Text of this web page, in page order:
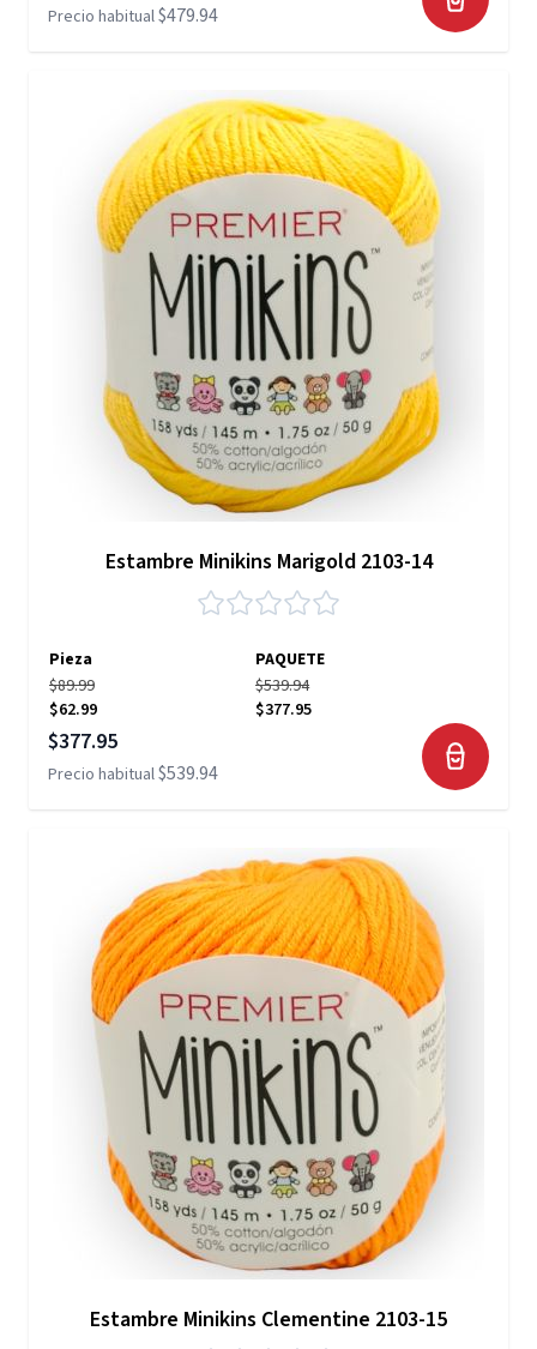
Precio habitual$479.94
Estambre Minikins Marigold 2103-14
Pieza
PAQUETE
$89.99
$62.99
$539.94
$377.95
Precio especial
$377.95
Precio habitual$539.94
Estambre Minikins Clementine 2103-15